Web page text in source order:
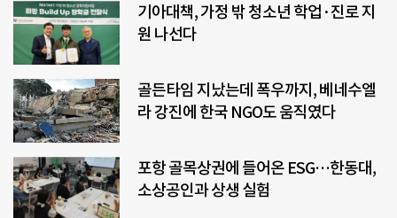
기아대책, 가정 밖 청소년 학업·진로 지
원 나선다
골든타임 지났는데 폭우까지, 베네수엘
라 강진에 한국 NGO도 움직였다
포항 골목상권에 들어온 ESG…한동대,
소상공인과 상생 실험